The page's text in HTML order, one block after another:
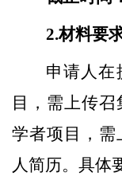
2.材料要
申请人在
目，需上传
学者项目，需
人简历。具体